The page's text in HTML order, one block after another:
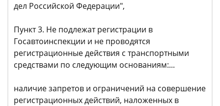
дел Российской Федерации",
Пункт 3. Не подлежат регистрации в
Госавтоинспекции и не проводятся
регистрационные действия с транспортными
средствами по следующим основаниям:...
наличие запретов и ограничений на совершение
регистрационных действий, наложенных в